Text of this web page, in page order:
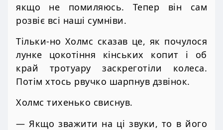
якщо не помиляюсь. Тепер він сам
розвіє всі наші сумніви.
Тільки-но Холмс сказав це, як почулося
лунке цокотіння кінських копит і об
край тротуару заскреготіли колеса.
Потім хтось рвучко шарпнув дзвінок.
Холмс тихенько свиснув.
— Якщо зважити на ці звуки, то в його